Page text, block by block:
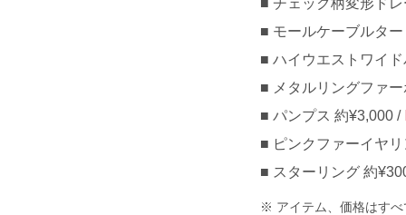
チェック柄変形ド
モールケーブルタ
ハイウエストワイ
メタルリングファ
パンプス 約¥3,000 /
ピンクファーイヤ
スターリング 約
アイテム、価格はす